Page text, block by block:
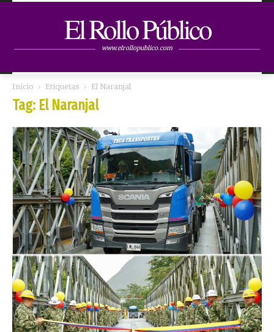
El Rollo Público
www.elrollopublico.com
Inicio Etiquetas El Naranjal
Tag: El Naranjal